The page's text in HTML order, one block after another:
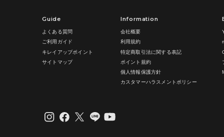
(1)利用者は
①当社ま
②当社ウ
③当社ウ
④クレジ
⑤コンピ
有償修理
見積り提
するもの
見積り提
料等の合
修理、診
検等を依
接修理、
お客様が
ものとし
Guide
よくある質問
ご利用ガイド
キレイアップポイント
サイトマップ
Information
会社概要
利用規約
特定商取引法に関する表記
ポイント規約
個人情報保護方針
カスタマーハラスメントポリシー